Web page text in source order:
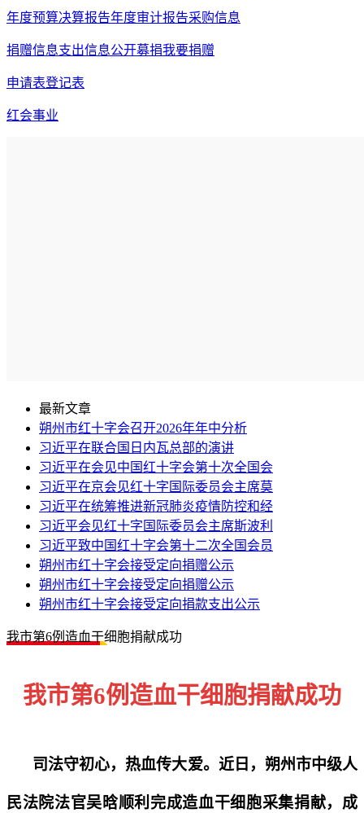
年度预算决算报告年度审计报告采购信息
捐赠信息支出信息公开募捐我要捐赠
申请表登记表
红会事业
最新文章
朔州市红十字会召开2026年年中分析
习近平在联合国日内瓦总部的演讲
习近平在会见中国红十字会第十次全国会
习近平在京会见红十字国际委员会主席莫
习近平在统筹推进新冠肺炎疫情防控和经
习近平会见红十字国际委员会主席斯波利
习近平致中国红十字会第十二次全国会员
朔州市红十字会接受定向捐赠公示
朔州市红十字会接受定向捐赠公示
朔州市红十字会接受定向捐款支出公示
我市第6例造血干细胞捐献成功
我市第6例造血干细胞捐献成功
司法守初心，热血传大爱。近日，朔州市中级人
民法院法官吴晗顺利完成造血干细胞采集捐献，成